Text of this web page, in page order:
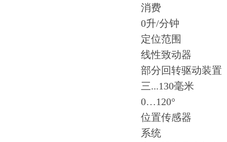
消费
0升/分钟
定位范围
线性致动器
部分回转驱动装置
三...130毫米
0…120°
位置传感器
系统